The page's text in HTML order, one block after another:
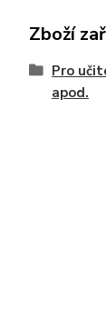
Zboží
Pro
apod.